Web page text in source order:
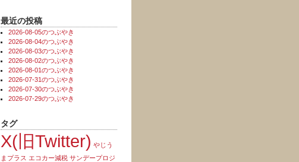
最近の投稿
2026-08-05のつぶやき
2026-08-04のつぶやき
2026-08-03のつぶやき
2026-08-02のつぶやき
2026-08-01のつぶやき
2026-07-31のつぶやき
2026-07-30のつぶやき
2026-07-29のつぶやき
タグ
X(旧Twitter) やじう
まプラス エコカー減税 サンデープロジ